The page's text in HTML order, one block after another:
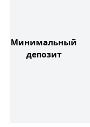
Минимальный
депозит